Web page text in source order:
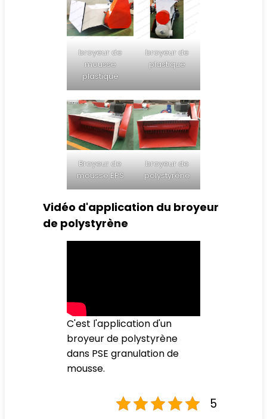
broyeur de
mousse
plastique
broyeur de
plastique
Broyeur de
mousse EPS
broyeur de
polystyrène
Vidéo d'application du broyeur
de polystyrène
C'est l'application d'un
broyeur de polystyrène
dans PSE granulation de
mousse.
5